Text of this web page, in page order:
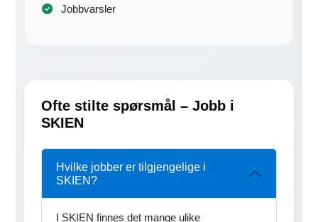
Jobbvarsler
Ofte stilte spørsmål – Jobb i
SKIEN
Hvilke jobber er tilgjengelige i
SKIEN?
I SKIEN finnes det mange ulike